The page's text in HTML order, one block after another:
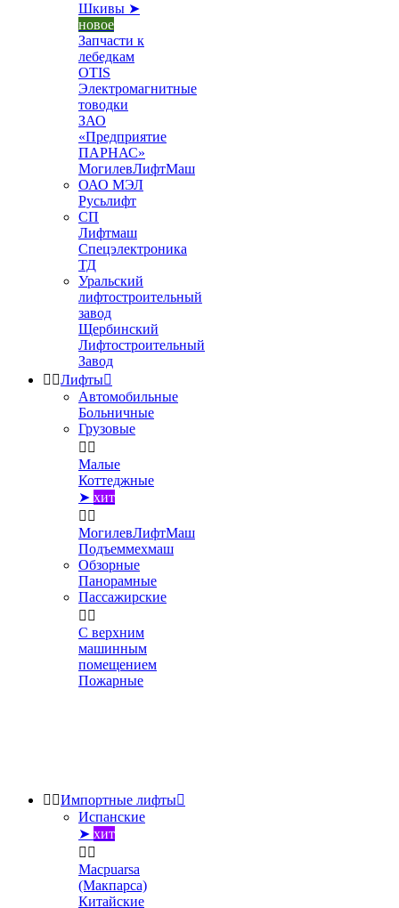
Шкивы ➤
новое
Запчасти к
лебедкам
OTIS
Электромагнитные
товодки
ЗАО
«Предприятие
ПАРНАС»
МогилевЛифтМаш
ОАО МЭЛ
Русьлифт
СП
Лифтмаш
Спецэлектроника
ТД
Уральский
лифтостроительный
завод
Щербинский
Лифтостроительный
Завод
 Лифты
Автомобильные
Больничные
Грузовые
 
Малые
Коттеджные
➤ хит
 
МогилевЛифтМаш
Подъеммехмаш
Обзорные
Панорамные
Пассажирские
 
С верхним
машинным
помещением
Пожарные
 Импортные лифты
Испанские
➤ хит
 
Macpuarsa
(Макпарса)
Китайские